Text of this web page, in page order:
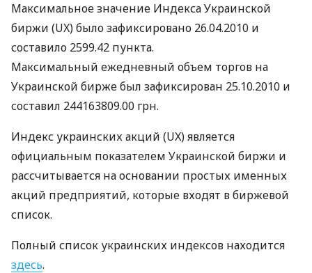
Максимальное значение Индекса Украинской
биржи (UX) было зафиксировано 26.04.2010 и
составило 2599.42 пункта.
Максимальный ежедневный объем торгов на
Украинской бирже был зафиксирован 25.10.2010 и
составил 244163809.00 грн.
Индекс украинских акций (UX) является
официальным показателем Украинской биржи и
рассчитывается на основании простых именных
акций предприятий, которые входят в биржевой
список.
Полный список украинских индексов находится
здесь.